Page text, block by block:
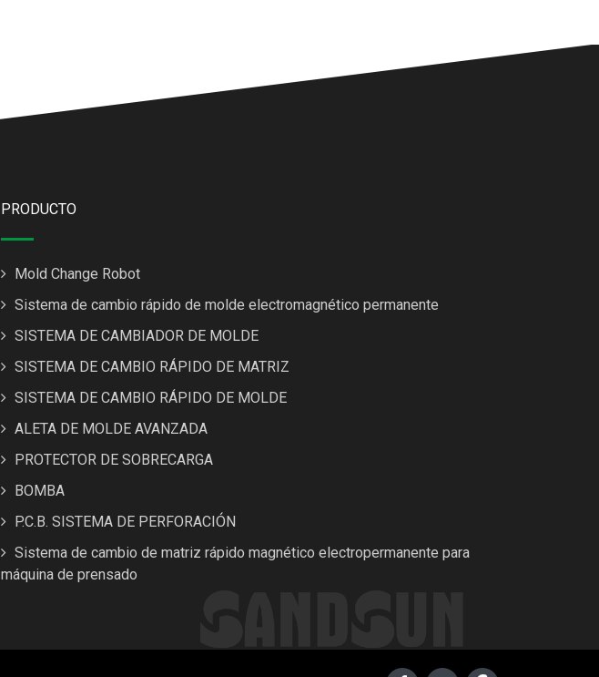
PRODUCTO
Mold Change Robot
Sistema de cambio rápido de molde electromagnético permanente
SISTEMA DE CAMBIADOR DE MOLDE
SISTEMA DE CAMBIO RÁPIDO DE MATRIZ
SISTEMA DE CAMBIO RÁPIDO DE MOLDE
ALETA DE MOLDE AVANZADA
PROTECTOR DE SOBRECARGA
BOMBA
P.C.B. SISTEMA DE PERFORACIÓN
Sistema de cambio de matriz rápido magnético electropermanente para
máquina de prensado